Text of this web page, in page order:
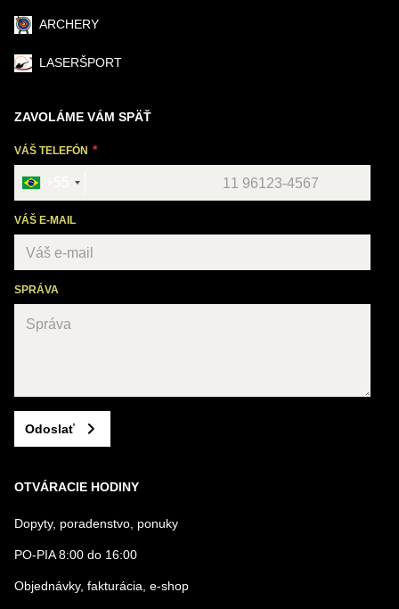
ARCHERY
LASERŠPORT
ZAVOLÁME VÁM SPÄŤ
VÁŠ TELEFÓN
VÁŠ E-MAIL
SPRÁVA
Odoslať
OTVÁRACIE HODINY
Dopyty, poradenstvo, ponuky
PO-PIA 8:00 do 16:00
Objednávky, fakturácia, e-shop